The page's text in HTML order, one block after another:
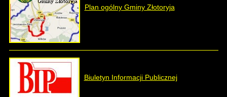
Plan ogólny Gminy Złotoryja
Biuletyn Informacji Publicznej